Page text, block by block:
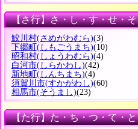
【さ行】さ・し・す・せ・そ
鮫川村(さめがわむら)(3)
下郷町 (しもごうまち)(10)
昭和村(しょうわむら)(4)
白河市(しらかわし)(42)
新地町 (しんちまち)(4)
須賀川市(すかがわし)(60)
相馬市(そうまし)(23)
【た行】た・ち・つ・て・と